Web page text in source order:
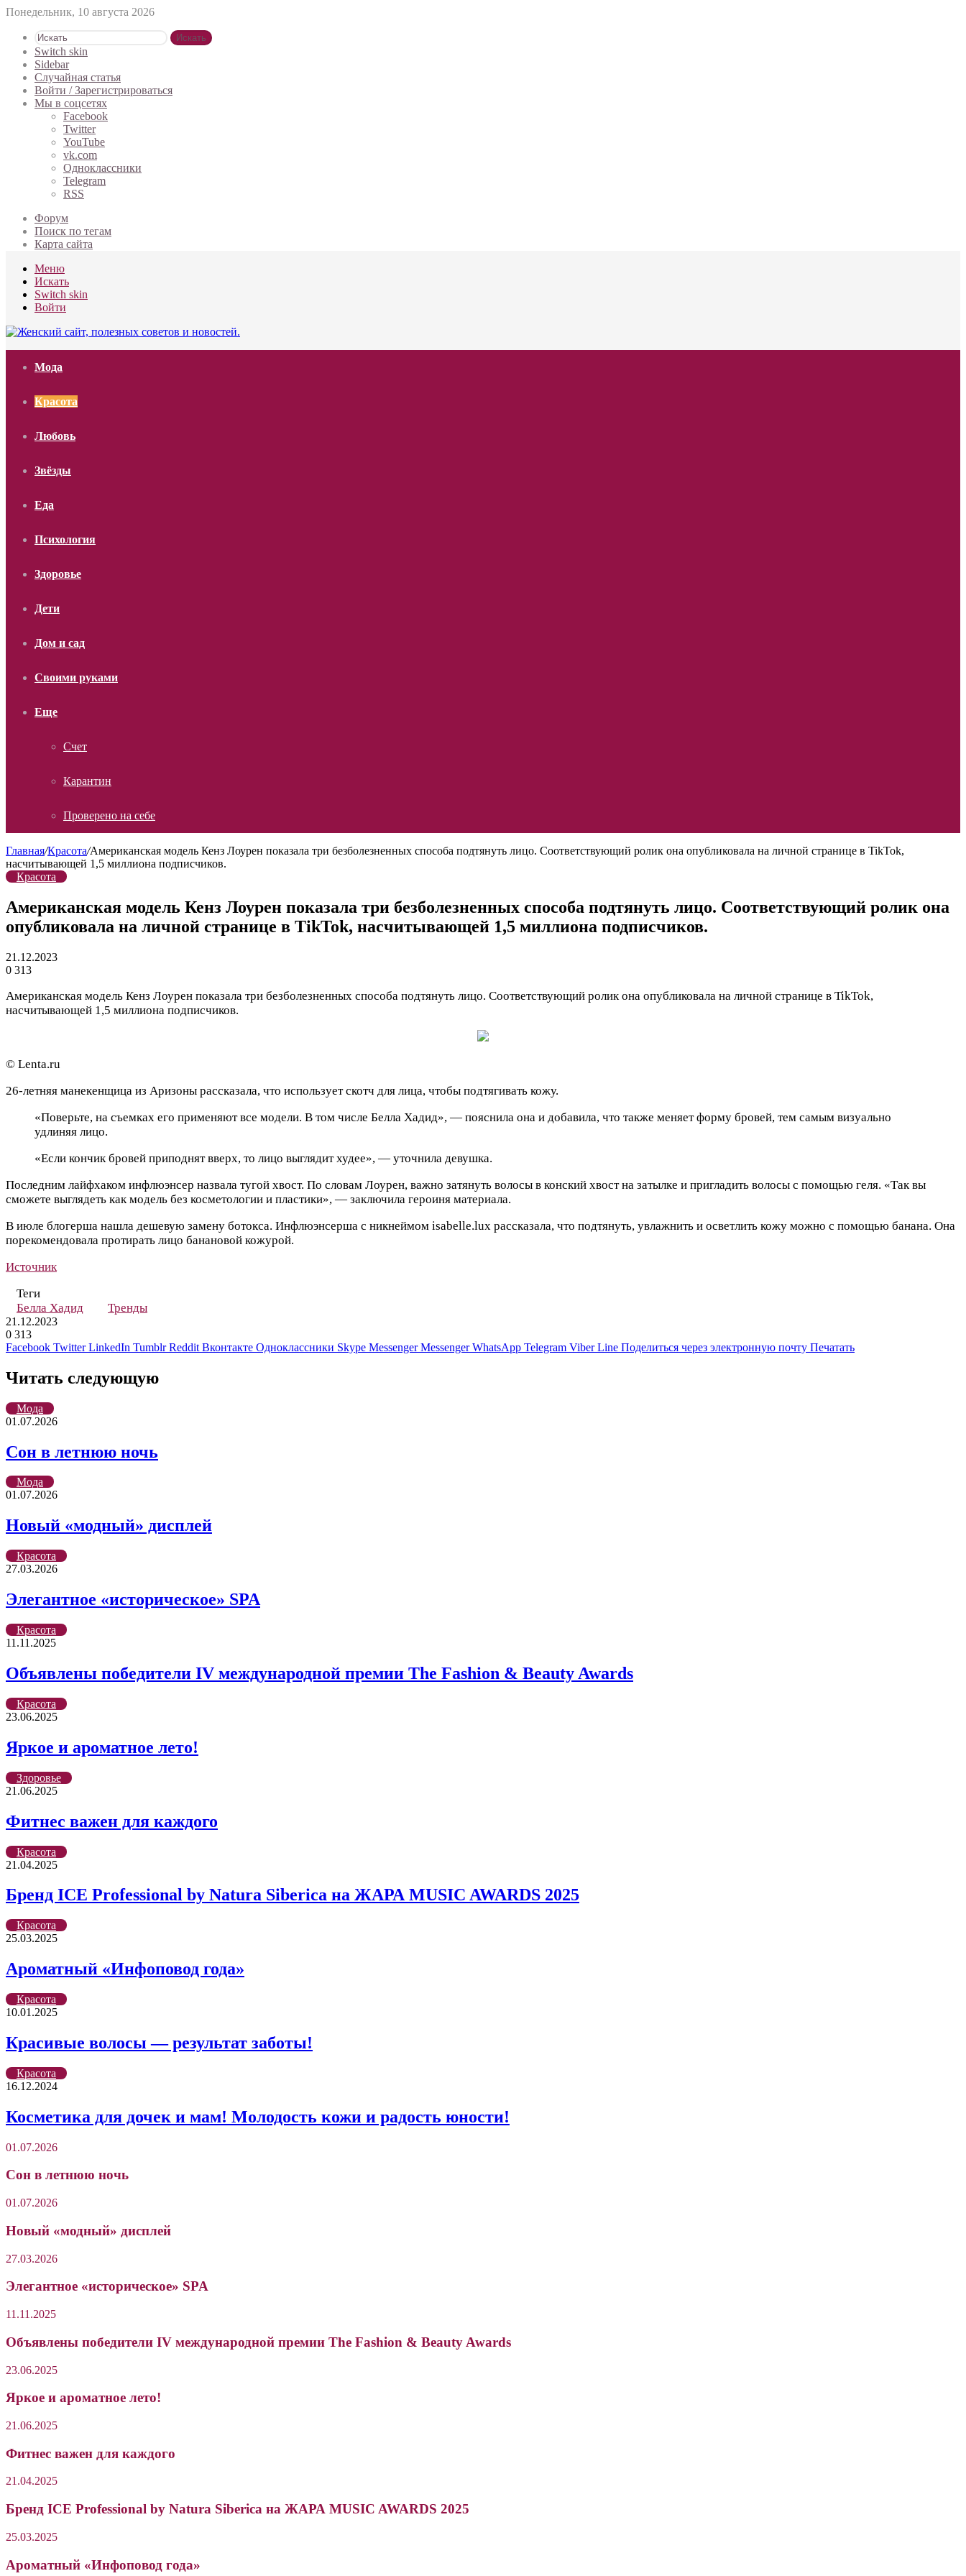
Понедельник, 10 августа 2026
Искать
Switch skin
Sidebar
Случайная статья
Войти / Зарегистрироваться
Мы в соцсетях
Facebook
Twitter
YouTube
vk.com
Одноклассники
Telegram
RSS
Форум
Поиск по тегам
Карта сайта
Меню
Искать
Switch skin
Войти
Мода
Красота
Любовь
Звёзды
Еда
Психология
Здоровье
Дети
Дом и сад
Своими руками
Еще
Счет
Карантин
Проверено на себе
Главная/Красота/Американская модель Кенз Лоурен показала три безболезненных способа подтянуть лицо. Соответствующий ролик она опубликовала на личной странице в TikTok,
насчитывающей 1,5 миллиона подписчиков.
Красота
Американская модель Кенз Лоурен показала три безболезненных способа подтянуть лицо. Соответствующий ролик она
опубликовала на личной странице в TikTok, насчитывающей 1,5 миллиона подписчиков.
21.12.2023
0 313
Американская модель Кенз Лоурен показала три безболезненных способа подтянуть лицо. Соответствующий ролик она опубликовала на личной странице в TikTok,
насчитывающей 1,5 миллиона подписчиков.
© Lenta.ru
26-летняя манекенщица из Аризоны рассказала, что использует скотч для лица, чтобы подтягивать кожу.
«Поверьте, на съемках его применяют все модели. В том числе Белла Хадид», — пояснила она и добавила, что также меняет форму бровей, тем самым визуально
удлиняя лицо.
«Если кончик бровей приподнят вверх, то лицо выглядит худее», — уточнила девушка.
Последним лайфхаком инфлюэнсер назвала тугой хвост. По словам Лоурен, важно затянуть волосы в конский хвост на затылке и пригладить волосы с помощью геля. «Так вы
сможете выглядеть как модель без косметологии и пластики», — заключила героиня материала.
В июле блогерша нашла дешевую замену ботокса. Инфлюэнсерша с никнеймом isabelle.lux рассказала, что подтянуть, увлажнить и осветлить кожу можно с помощью банана. Она
порекомендовала протирать лицо банановой кожурой.
Источник
Теги
Белла Хадид
Тренды
21.12.2023
0 313
Facebook Twitter LinkedIn Tumblr Reddit Вконтакте Одноклассники Skype Messenger Messenger WhatsApp Telegram Viber Line Поделиться через электронную почту Печатать
Читать следующую
Мода
01.07.2026
Сон в летнюю ночь
Мода
01.07.2026
Новый «модный» дисплей
Красота
27.03.2026
Элегантное «историческое» SPA
Красота
11.11.2025
Объявлены победители IV международной премии The Fashion & Beauty Awards
Красота
23.06.2025
Яркое и ароматное лето!
Здоровье
21.06.2025
Фитнес важен для каждого
Красота
21.04.2025
Бренд ICE Professional by Natura Siberica на ЖАРА MUSIC AWARDS 2025
Красота
25.03.2025
Ароматный «Инфоповод года»
Красота
10.01.2025
Красивые волосы — результат заботы!
Красота
16.12.2024
Косметика для дочек и мам! Молодость кожи и радость юности!
01.07.2026
Сон в летнюю ночь
01.07.2026
Новый «модный» дисплей
27.03.2026
Элегантное «историческое» SPA
11.11.2025
Объявлены победители IV международной премии The Fashion & Beauty Awards
23.06.2025
Яркое и ароматное лето!
21.06.2025
Фитнес важен для каждого
21.04.2025
Бренд ICE Professional by Natura Siberica на ЖАРА MUSIC AWARDS 2025
25.03.2025
Ароматный «Инфоповод года»